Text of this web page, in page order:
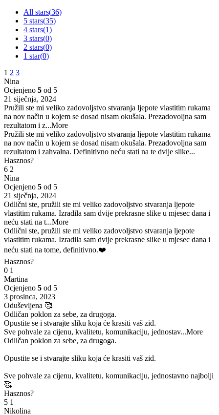
All stars(36)
5 stars(35)
4 stars(1)
3 stars(0)
2 stars(0)
1 star(0)
1 2 3
Nina
Ocjenjeno 5 od 5
21 siječnja, 2024
Pružili ste mi veliko zadovoljstvo stvaranja ljepote vlastitim rukama
na nov način u kojem se dosad nisam okušala. Prezadovoljna sam
rezultatom i z...More
Pružili ste mi veliko zadovoljstvo stvaranja ljepote vlastitim rukama
na nov način u kojem se dosad nisam okušala. Prezadovoljna sam
rezultatom i zahvalna. Definitivno neću stati na te dvije slike...
Hasznos?
6 2
Nina
Ocjenjeno 5 od 5
21 siječnja, 2024
Odlični ste, pružili ste mi veliko zadovoljstvo stvaranja ljepote
vlastitim rukama. Izradila sam dvije prekrasne slike u mjesec dana i
neću stati na t...More
Odlični ste, pružili ste mi veliko zadovoljstvo stvaranja ljepote
vlastitim rukama. Izradila sam dvije prekrasne slike u mjesec dana i
neću stati na tome, definitivno.❤️
Hasznos?
0 1
Martina
Ocjenjeno 5 od 5
3 prosinca, 2023
Oduševljena 🥰
Odličan poklon za sebe, za drugoga.
Opustite se i stvarajte sliku koja će krasiti vaš zid.
Sve pohvale za cijenu, kvalitetu, komunikaciju, jednostav...More
Odličan poklon za sebe, za drugoga.
Opustite se i stvarajte sliku koja će krasiti vaš zid.
Sve pohvale za cijenu, kvalitetu, komunikaciju, jednostavno najbolji
🥰
Hasznos?
5 1
Nikolina